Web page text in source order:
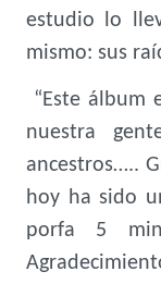
estudio lo
mismo: sus
“Este álbum
nuestra
ancestros…..
hoy ha sido
porfa 5